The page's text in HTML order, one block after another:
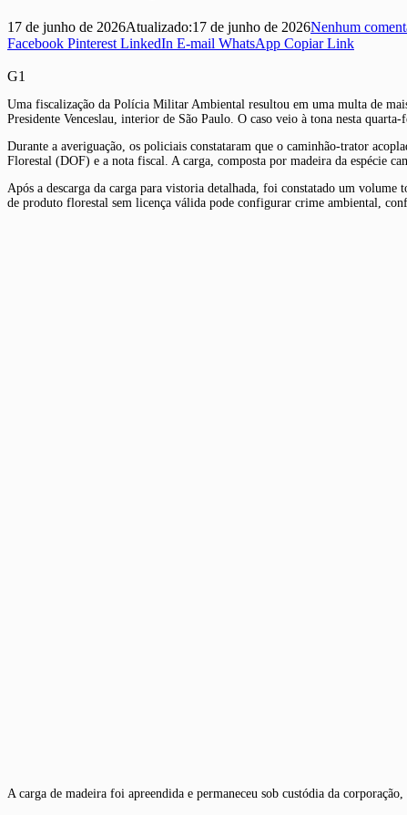
17 de junho de 2026Atualizado:17 de junho de 2026Nenhum
Facebook Pinterest LinkedIn E-mail WhatsApp Copiar Link
G1
Uma fiscalização da Polícia Militar Ambiental resultou em uma multa de
Presidente Venceslau, interior de São Paulo. O caso veio à tona nesta
Durante a averiguação, os policiais constataram que o caminhão-trator
Florestal (DOF) e a nota fiscal. A carga, composta por madeira da espécie
Após a descarga da carga para vistoria detalhada, foi constatado um
de produto florestal sem licença válida pode configurar crime ambiental,
A carga de madeira foi apreendida e permaneceu sob custódia da